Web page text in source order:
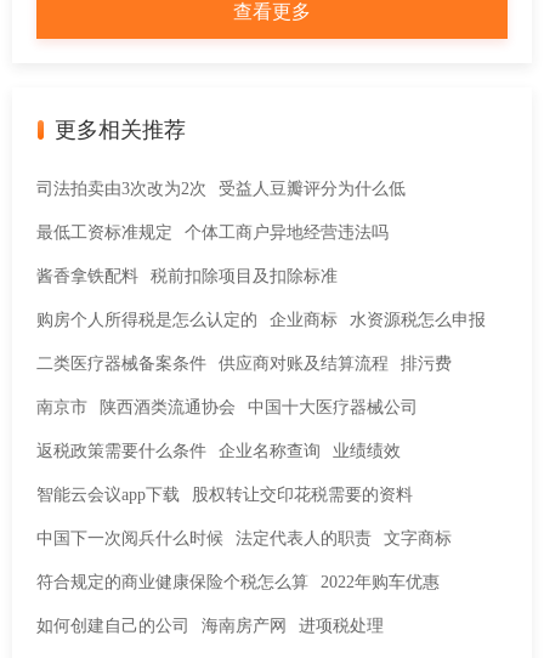
查看更多
更多相关推荐
司法拍卖由3次改为2次 受益人豆瓣评分为什么低
最低工资标准规定 个体工商户异地经营违法吗
酱香拿铁配料 税前扣除项目及扣除标准
购房个人所得税是怎么认定的 企业商标 水资源税怎么申报
二类医疗器械备案条件 供应商对账及结算流程 排污费
南京市 陕西酒类流通协会 中国十大医疗器械公司
返税政策需要什么条件 企业名称查询 业绩绩效
智能云会议app下载 股权转让交印花税需要的资料
中国下一次阅兵什么时候 法定代表人的职责 文字商标
符合规定的商业健康保险个税怎么算 2022年购车优惠
如何创建自己的公司 海南房产网 进项税处理